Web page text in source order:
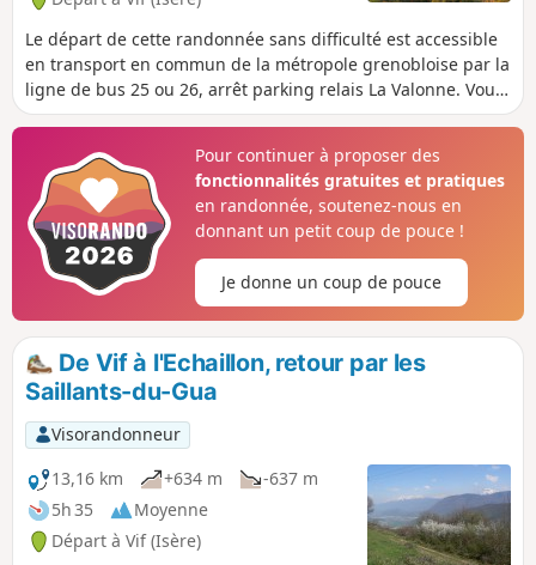
Le départ de cette randonnée sans difficulté est accessible
en transport en commun de la métropole grenobloise par la
ligne de bus 25 ou 26, arrêt parking relais La Valonne. Vous
découvrirez une partie des gorges du Drac, un site appelé
Dame de Commiers. Sur l'autre versant la vue s'étend sur le
versant Est du massif du Vercors et la vallée de la Gresse.
Cette randonnée vous permettra également de découvrir
les petits hameaux de montagne de cette partie du
département. Une partie de l'itinéraire se déroule sur le
goudron mais avec très peu de circulation.
Pour continuer à proposer des
fonctionnalités gratuites et pratiques
en randonnée, soutenez-nous en
donnant un petit coup de pouce !
Je donne un coup de pouce
De Vif à l'Echaillon, retour par les
Saillants-du-Gua
Visorandonneur
13,16 km
+634 m
-637 m
5h 35
Moyenne
Départ à Vif (Isère)